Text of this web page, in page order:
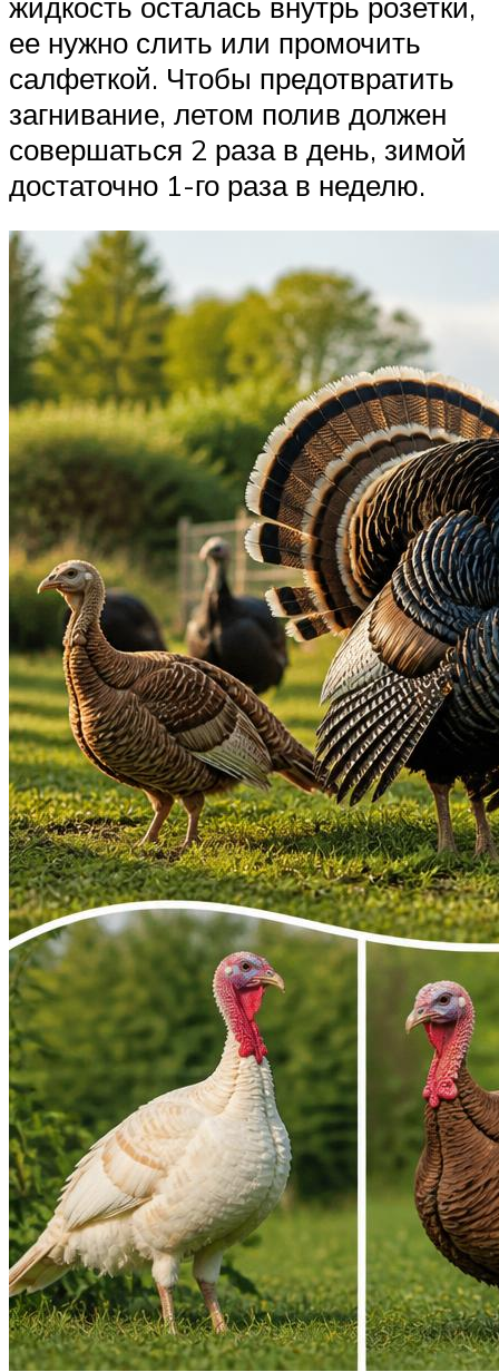
ее нужно слить или промочить
салфеткой. Чтобы предотвратить
загнивание, летом полив должен
совершаться 2 раза в день, зимой
достаточно 1-го раза в неделю.